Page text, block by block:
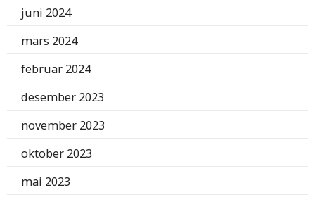
juni 2024
mars 2024
februar 2024
desember 2023
november 2023
oktober 2023
mai 2023